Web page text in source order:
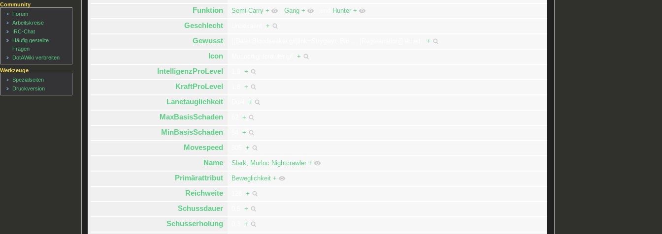
Funktion Semi-Carry + Gang + Hunter +
Geschlecht +
Gewusst +
Icon +
IntelligenzProLevel +
KraftProLevel +
Lanetauglichkeit +
MaxBasisSchaden +
MinBasisSchaden +
Movespeed +
Name Slark, Murloc Nightcrawler +
Primärattribut Beweglichkeit +
Reichweite +
Schussdauer +
Schusserholung +
Community
Forum
Arbeitskreise
IRC-Chat
Häufig gestellte
Fragen
DotAWiki verbreiten
Werkzeuge
Spezialseiten
Druckversion